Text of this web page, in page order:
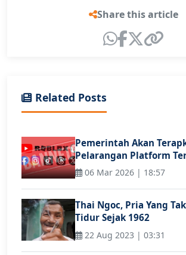
Share this article
Related Posts
Pemerintah Akan
Pelarangan Platform
06 Mar 2026 | 18:57
Thai Ngoc, Pria Yang
Tidur Sejak 1962
22 Aug 2023 | 03:31